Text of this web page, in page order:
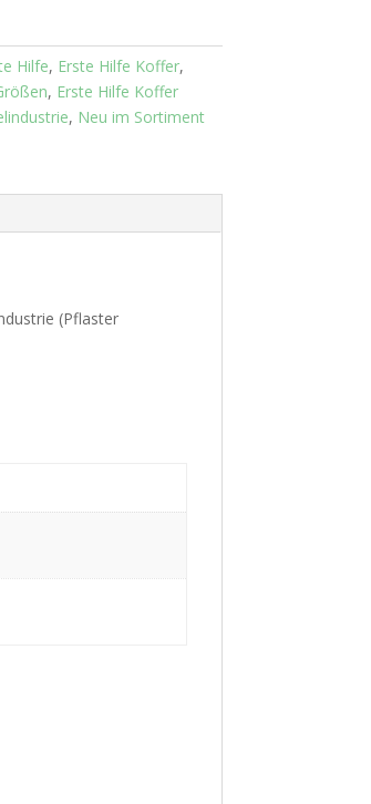
Hilfe, Erste Hilfe Koffer,
, Erste Hilfe Koffer
, Neu im Sortiment
(Pflaster